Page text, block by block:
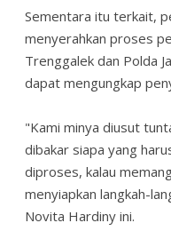
Sementara itu terkait,
menyerahkan proses
Trenggalek dan Polda
dapat mengungkap
"Kami minya diusut
dibakar siapa yang
diproses, kalau
menyiapkan langkah-
Novita Hardiny ini.